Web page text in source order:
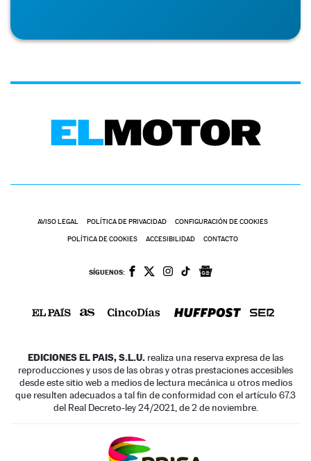
AVISO LEGAL POLÍTICA DE PRIVACIDAD CONFIGURACIÓN DE COOKIES
POLÍTICA DE COOKIES ACCESIBILIDAD CONTACTO
SÍGUENOS:
EDICIONES EL PAIS, S.L.U. realiza una reserva expresa de las
reproducciones y usos de las obras y otras prestaciones accesibles
desde este sitio web a medios de lectura mecánica u otros medios
que resulten adecuados a tal fin de conformidad con el artículo 67.3
del Real Decreto-ley 24/2021, de 2 de noviembre.